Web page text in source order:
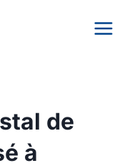
de
à